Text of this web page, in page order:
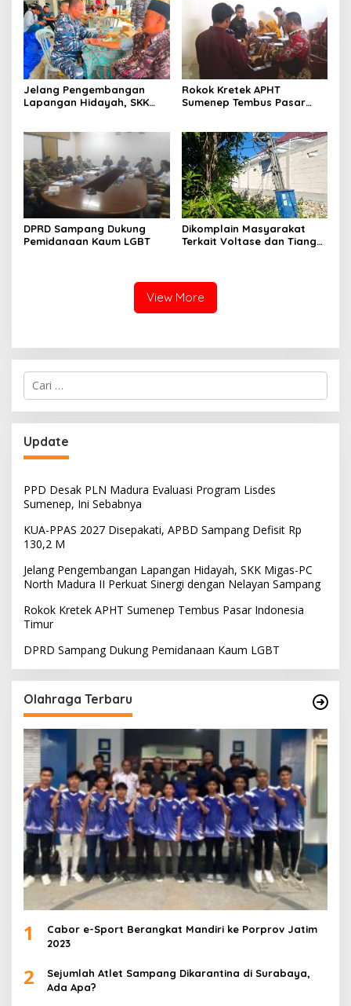
Jelang Pengembangan
Lapangan Hidayah, SKK
Nelayan Sampang
Rokok Kretek APHT
Sumenep Tembus Pasar
DPRD Sampang Dukung
Pemidanaan Kaum LGBT
Dikomplain Masyarakat
Terkait Voltase dan Tiang
View More
Cari
untuk:
Update
PPD Desak PLN Madura Evaluasi Program Lisdes
Sumenep, Ini Sebabnya
KUA-PPAS 2027 Disepakati, APBD Sampang Defisit Rp
130,2 M
Jelang Pengembangan Lapangan Hidayah, SKK Migas-PC
North Madura II Perkuat Sinergi dengan Nelayan Sampang
Rokok Kretek APHT Sumenep Tembus Pasar Indonesia
Timur
DPRD Sampang Dukung Pemidanaan Kaum LGBT
Olahraga Terbaru
1
Cabor e-Sport Berangkat Mandiri ke Porprov Jatim
2023
2
Sejumlah Atlet Sampang Dikarantina di Surabaya,
Ada Apa?